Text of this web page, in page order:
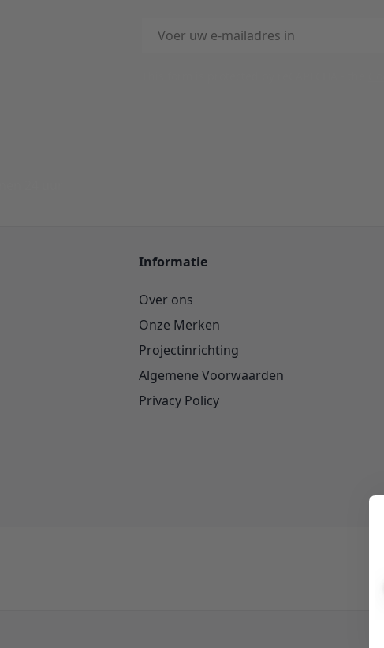
E-mailadres
Informatie
Over ons
Onze Merken
Projectinrichting
Algemene Voorwaarden
Privacy Policy